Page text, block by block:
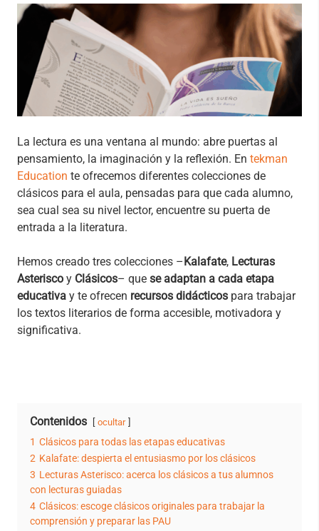
La lectura es una ventana al mundo: abre puertas al
pensamiento, la imaginación y la reflexión. En tekman
Education te ofrecemos diferentes colecciones de
clásicos para el aula, pensadas para que cada alumno,
sea cual sea su nivel lector, encuentre su puerta de
entrada a la literatura.
Hemos creado tres colecciones – Kalafate, Lecturas
Asterisco y Clásicos– que se adaptan a cada etapa
educativa y te ofrecen recursos didácticos para trabajar
los textos literarios de forma accesible, motivadora y
significativa.
Contenidos ocultar
1 Clásicos para todas las etapas educativas
2 Kalafate: despierta el entusiasmo por los clásicos
3 Lecturas Asterisco: acerca los clásicos a tus alumnos
con lecturas guiadas
4 Clásicos: escoge clásicos originales para trabajar la
comprensión y preparar las PAU